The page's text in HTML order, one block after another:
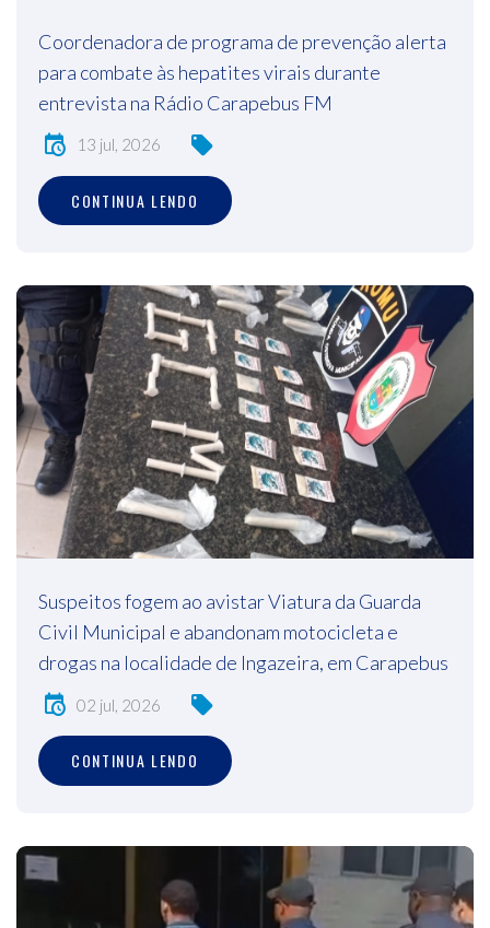
Coordenadora de programa de prevenção alerta
para combate às hepatites virais durante
entrevista na Rádio Carapebus FM
13 jul, 2026
CONTINUA LENDO
Suspeitos fogem ao avistar Viatura da Guarda
Civil Municipal e abandonam motocicleta e
drogas na localidade de Ingazeira, em Carapebus
02 jul, 2026
CONTINUA LENDO